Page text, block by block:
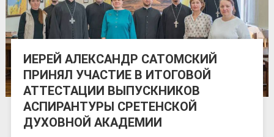
ИЕРЕЙ АЛЕКСАНДР САТОМСКИЙ
ПРИНЯЛ УЧАСТИЕ В ИТОГОВОЙ
АТТЕСТАЦИИ ВЫПУСКНИКОВ
АСПИРАНТУРЫ СРЕТЕНСКОЙ
ДУХОВНОЙ АКАДЕМИИ